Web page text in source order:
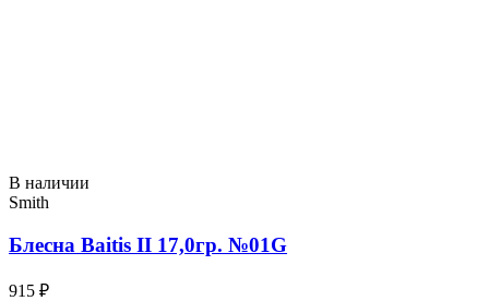
В наличии
Smith
Блесна Baitis II 17,0гр. №01G
915 ₽